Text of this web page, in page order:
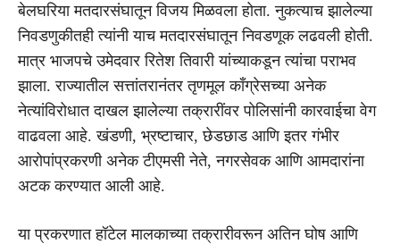
बेलघरिया मतदारसंघातून विजय मिळवला होता. नुकत्याच झालेल्या
निवडणुकीतही त्यांनी याच मतदारसंघातून निवडणूक लढवली होती.
मात्र भाजपचे उमेदवार रितेश तिवारी यांच्याकडून त्यांचा पराभव
झाला. राज्यातील सत्तांतरानंतर तृणमूल काँग्रेसच्या अनेक
नेत्यांविरोधात दाखल झालेल्या तक्रारींवर पोलिसांनी कारवाईचा वेग
वाढवला आहे. खंडणी, भ्रष्टाचार, छेडछाड आणि इतर गंभीर
आरोपांप्रकरणी अनेक टीएमसी नेते, नगरसेवक आणि आमदारांना
अटक करण्यात आली आहे.
या प्रकरणात हॉटेल मालकाच्या तक्रारीवरून अतिन घोष आणि